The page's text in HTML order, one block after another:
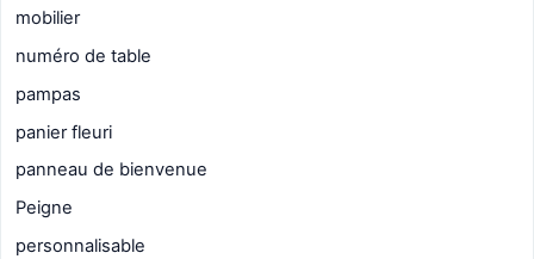
mobilier
numéro de table
pampas
panier fleuri
panneau de bienvenue
Peigne
personnalisable